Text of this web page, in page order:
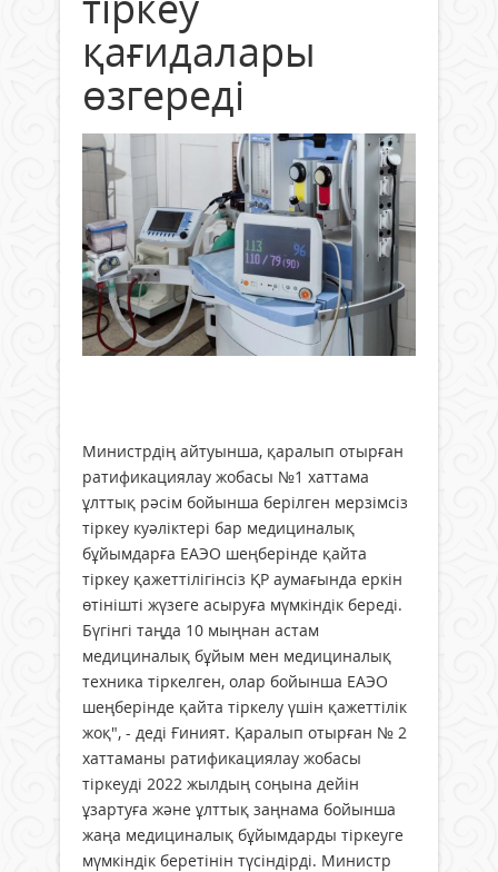
қағидалары
өзгереді
Министрдің айтуынша, қаралып отырған
ратификациялау жобасы №1 хаттама
ұлттық рәсім бойынша берілген мерзімсіз
тіркеу куәліктері бар медициналық
бұйымдарға ЕАЭО шеңберінде қайта
тіркеу қажеттілігінсіз ҚР аумағында еркін
өтінішті жүзеге асыруға мүмкіндік береді.
Бүгінгі таңда 10 мыңнан астам
медициналық бұйым мен медициналық
техника тіркелген, олар бойынша ЕАЭО
шеңберінде қайта тіркелу үшін қажеттілік
жоқ", - деді Ғиният. Қаралып отырған № 2
хаттаманы ратификациялау жобасы
тіркеуді 2022 жылдың соңына дейін
ұзартуға және ұлттық заңнама бойынша
жаңа медициналық бұйымдарды тіркеуге
мүмкіндік беретінін түсіндірді. Министр